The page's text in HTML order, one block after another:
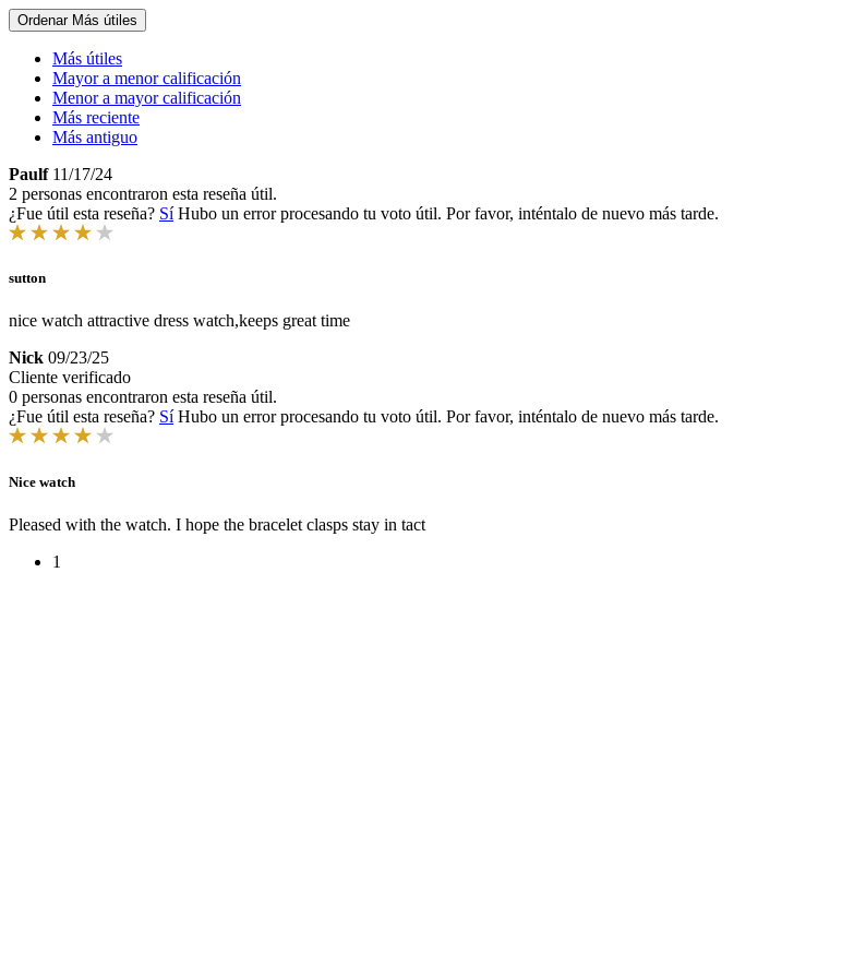
Ordenar Más útiles
Más útiles
Mayor a menor calificación
Menor a mayor calificación
Más reciente
Más antiguo
Paulf 11/17/24
2 personas encontraron esta reseña útil.
¿Fue útil esta reseña? Sí Hubo un error procesando tu voto útil. Por favor, inténtalo de nuevo más tarde.
sutton
nice watch attractive dress watch,keeps great time
Nick 09/23/25
Cliente verificado
0 personas encontraron esta reseña útil.
¿Fue útil esta reseña? Sí Hubo un error procesando tu voto útil. Por favor, inténtalo de nuevo más tarde.
Nice watch
Pleased with the watch. I hope the bracelet clasps stay in tact
1